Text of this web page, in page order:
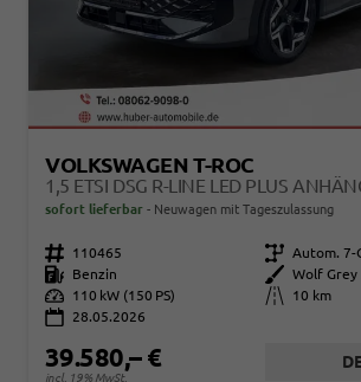
VOLKSWAGEN T-ROC
sofort lieferbar Neuwagen mit Tageszulassung
Fahrzeugnr. 110465 Getriebe Autom. 7-
Kraftstoff
Benzin Außenfarbe
Leistung
110 kW (150 PS) Kilometerstand
10 km
28.05.2026
39.580,– €
incl. 19% MwSt.